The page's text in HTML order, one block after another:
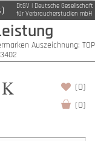
DtGV | Deutsche Gesellschaft
für Verbraucherstudien mbH
Auszeichnung: TOP
(0)
(0)